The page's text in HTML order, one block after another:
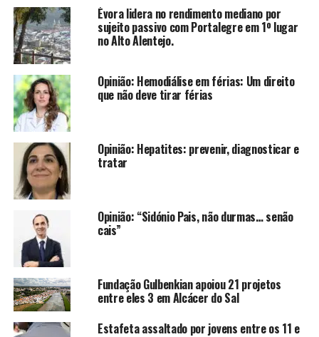
Évora lidera no rendimento mediano por
sujeito passivo com Portalegre em 1º lugar
no Alto Alentejo.
Opinião: Hemodiálise em férias: Um direito
que não deve tirar férias
Opinião: Hepatites: prevenir, diagnosticar e
tratar
Opinião: “Sidónio Pais, não durmas… senão
cais”
Fundação Gulbenkian apoiou 21 projetos
entre eles 3 em Alcácer do Sal
Estafeta assaltado por jovens entre os 11 e